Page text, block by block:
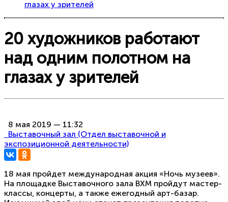
глазах у зрителей
20 художников работают
над одним полотном на
глазах у зрителей
8 мая 2019 — 11:32
Выставочный зал (Отдел выставочной и
экспозиционной деятельности)
18 мая пройдет международная акция «Ночь музеев».
На площадке Выставочного зала ВХМ пройдут мастер-
классы, концерты, а также ежегодный арт-базар.